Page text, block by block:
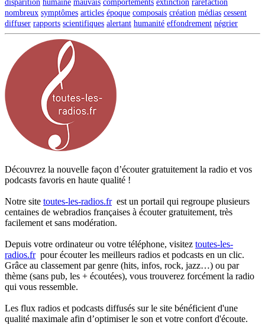
disparition humaine mauvais comportements extinction raréfaction
nombreux symptômes articles époque composais création médias cessent
diffuser rapports scientifiques alertant humanité effondrement négrier
Découvrez la nouvelle façon d’écouter gratuitement la radio et vos
podcasts favoris en haute qualité !
Notre site toutes-les-radios.frest un portail qui regroupe plusieurs
centaines de webradios françaises à écouter gratuitement, très
facilement et sans modération.
Depuis votre ordinateur ou votre téléphone, visitez toutes-les-
radios.frpour écouter les meilleurs radios et podcasts en un clic.
Grâce au classement par genre (hits, infos, rock, jazz…) ou par
thème (sans pub, les + écoutées), vous trouverez forcément la radio
qui vous ressemble.
Les flux radios et podcasts diffusés sur le site bénéficient d'une
qualité maximale afin d’optimiser le son et votre confort d'écoute.